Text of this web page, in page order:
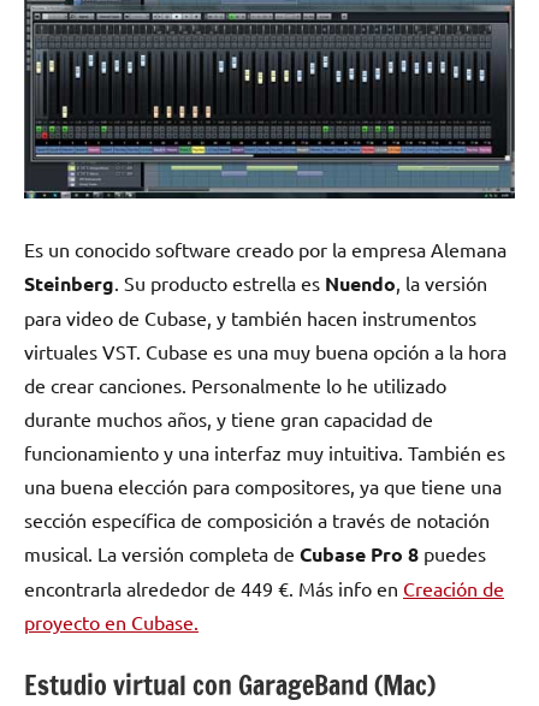
Es un conocido software creado por la empresa Alemana
Steinberg. Su producto estrella es Nuendo, la versión
para video de Cubase, y también hacen instrumentos
virtuales VST. Cubase es una muy buena opción a la hora
de crear canciones. Personalmente lo he utilizado
durante muchos años, y tiene gran capacidad de
funcionamiento y una interfaz muy intuitiva. También es
una buena elección para compositores, ya que tiene una
sección específica de composición a través de notación
musical. La versión completa de Cubase Pro 8 puedes
encontrarla alrededor de 449 €. Más info en Creación de
proyecto en Cubase.
Estudio virtual con GarageBand (Mac)